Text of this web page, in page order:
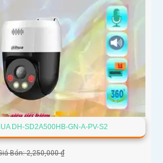
DH-SD2A500HB-GN-A-PV-S2
Bán: 2,250,000 ₫